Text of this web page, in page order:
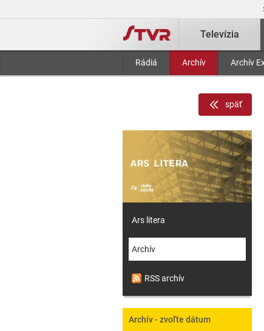
Televízia
Rádiá Archív Archív
späť
Ars litera
Archív
RSS archív
Archív - zvoľte dátum